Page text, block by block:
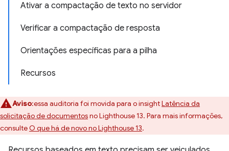
Ativar a compactação de texto no servidor
Verificar a compactação de resposta
Orientações específicas para a pilha
Recursos
Aviso:essa auditoria foi movida para o insightLatência da
solicitação de documentosno Lighthouse 13. Para mais informações,
consulteO que há de novo no Lighthouse 13.